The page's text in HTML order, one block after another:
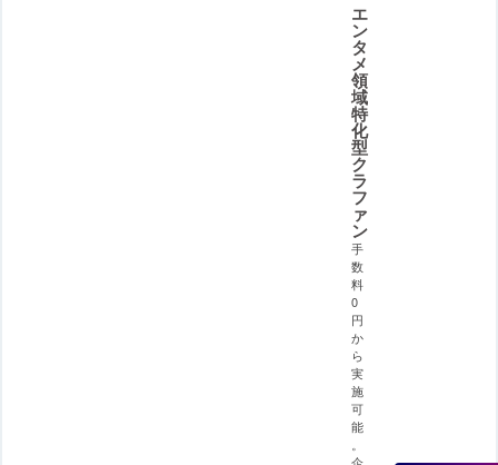
エ
ン
タ
メ
領
域
特
化
型
ク
ラ
フ
ァ
ン
手
数
料
0
円
か
ら
実
施
可
能
。